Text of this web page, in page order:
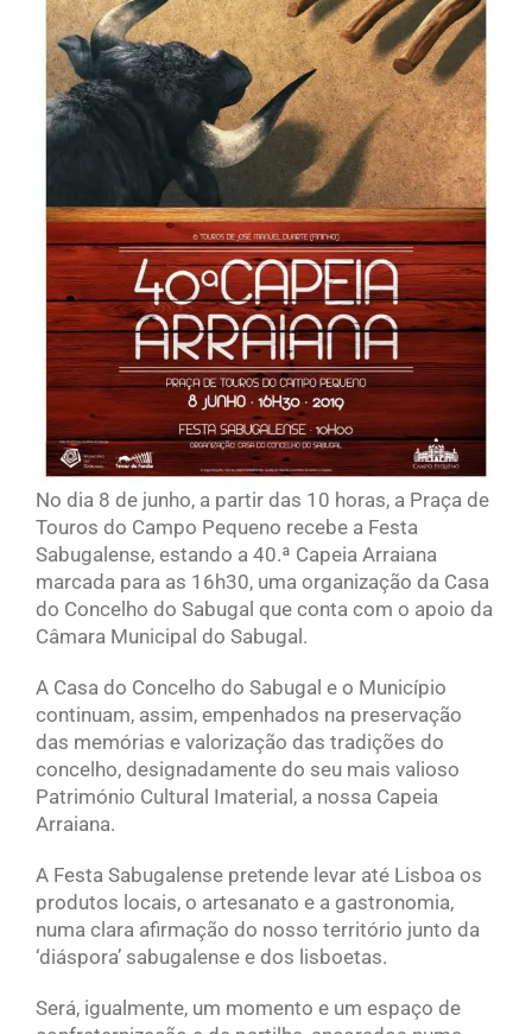
No dia 8 de junho, a partir das 10 horas, a Praça de
Touros do Campo Pequeno recebe a Festa
Sabugalense, estando a 40.ª Capeia Arraiana
marcada para as 16h30, uma organização da Casa
do Concelho do Sabugal que conta com o apoio da
Câmara Municipal do Sabugal.
A Casa do Concelho do Sabugal e o Município
continuam, assim, empenhados na preservação
das memórias e valorização das tradições do
concelho, designadamente do seu mais valioso
Património Cultural Imaterial, a nossa Capeia
Arraiana.
A Festa Sabugalense pretende levar até Lisboa os
produtos locais, o artesanato e a gastronomia,
numa clara afirmação do nosso território junto da
‘diáspora’ sabugalense e dos lisboetas.
Será, igualmente, um momento e um espaço de